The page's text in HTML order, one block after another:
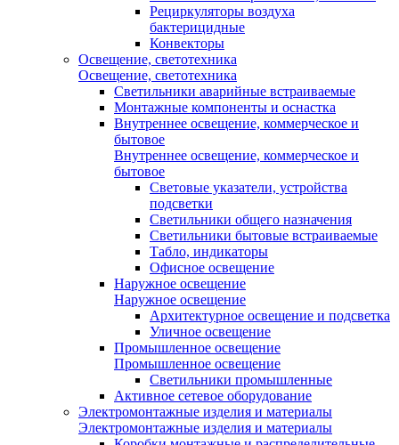
Рециркуляторы воздуха
бактерицидные
Конвекторы
Освещение, светотехника
Освещение, светотехника
Светильники аварийные встраиваемые
Монтажные компоненты и оснастка
Внутреннее освещение, коммерческое и
бытовое
Внутреннее освещение, коммерческое и
бытовое
Световые указатели, устройства
подсветки
Светильники общего назначения
Светильники бытовые встраиваемые
Табло, индикаторы
Офисное освещение
Наружное освещение
Наружное освещение
Архитектурное освещение и подсветка
Уличное освещение
Промышленное освещение
Промышленное освещение
Светильники промышленные
Активное сетевое оборудование
Электромонтажные изделия и материалы
Электромонтажные изделия и материалы